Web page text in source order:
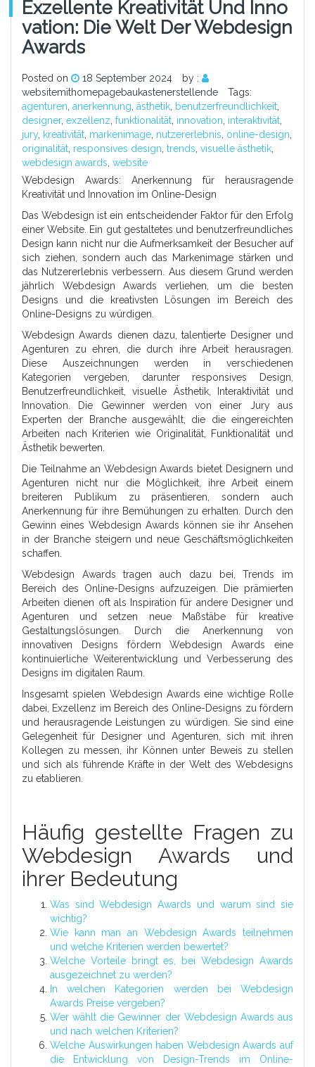
Exzellente Kreativität Und Inno
Vation: Die Welt Der Webdesign
Awards
Posted on 18 September 2024
by :
websitemithomepagebaukastenerstellende
Tags:
agenturen, anerkennung, ästhetik, benutzerfreundlichkeit,
designer, exzellenz, funktionalität, innovation, interaktivität,
jury, kreativität, markenimage, nutzererlebnis, online-design,
originalität, responsives design, trends, visuelle ästhetik,
webdesign awards, website
Webdesign Awards: Anerkennung für herausragende
Kreativität und Innovation im Online-Design
Das Webdesign ist ein entscheidender Faktor für den Erfolg
einer Website. Ein gut gestaltetes und benutzerfreundliches
Design kann nicht nur die Aufmerksamkeit der Besucher auf
sich ziehen, sondern auch das Markenimage stärken und
das Nutzererlebnis verbessern. Aus diesem Grund werden
jährlich Webdesign Awards verliehen, um die besten
Designs und die kreativsten Lösungen im Bereich des
Online-Designs zu würdigen.
Webdesign Awards dienen dazu, talentierte Designer und
Agenturen zu ehren, die durch ihre Arbeit herausragen.
Diese Auszeichnungen werden in verschiedenen
Kategorien vergeben, darunter responsives Design,
Benutzerfreundlichkeit, visuelle Ästhetik, Interaktivität und
Innovation. Die Gewinner werden von einer Jury aus
Experten der Branche ausgewählt, die die eingereichten
Arbeiten nach Kriterien wie Originalität, Funktionalität und
Ästhetik bewerten.
Die Teilnahme an Webdesign Awards bietet Designern und
Agenturen nicht nur die Möglichkeit, ihre Arbeit einem
breiteren Publikum zu präsentieren, sondern auch
Anerkennung für ihre Bemühungen zu erhalten. Durch den
Gewinn eines Webdesign Awards können sie ihr Ansehen
in der Branche steigern und neue Geschäftsmöglichkeiten
schaffen.
Webdesign Awards tragen auch dazu bei, Trends im
Bereich des Online-Designs aufzuzeigen. Die prämierten
Arbeiten dienen oft als Inspiration für andere Designer und
Agenturen und setzen neue Maßstäbe für kreative
Gestaltungslösungen. Durch die Anerkennung von
innovativen Designs fördern Webdesign Awards eine
kontinuierliche Weiterentwicklung und Verbesserung des
Designs im digitalen Raum.
Insgesamt spielen Webdesign Awards eine wichtige Rolle
dabei, Exzellenz im Bereich des Online-Designs zu fördern
und herausragende Leistungen zu würdigen. Sie sind eine
Gelegenheit für Designer und Agenturen, sich mit ihren
Kollegen zu messen, ihr Können unter Beweis zu stellen
und sich als führende Kräfte in der Welt des Webdesigns
zu etablieren.
Häufig gestellte Fragen zu
Webdesign Awards und
ihrer Bedeutung
Was sind Webdesign Awards und warum sind sie
wichtig?
Wie kann man an Webdesign Awards teilnehmen
und welche Kriterien werden bewertet?
Welche Vorteile bringt es, bei Webdesign Awards
ausgezeichnet zu werden?
In welchen Kategorien werden bei Webdesign
Awards Preise vergeben?
Wer wählt die Gewinner der Webdesign Awards aus
und nach welchen Kriterien?
Welche Auswirkungen haben Webdesign Awards auf
die Entwicklung von Design-Trends im Online-